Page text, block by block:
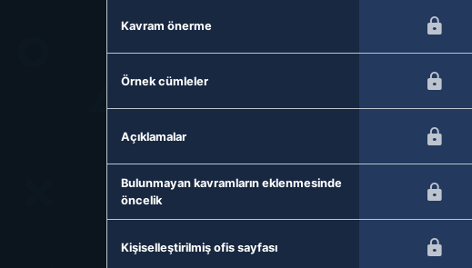
Kavram önerme
Örnek cümleler
Açıklamalar
Bulunmayan kavramların eklenmesinde
öncelik
Kişiselleştirilmiş ofis sayfası